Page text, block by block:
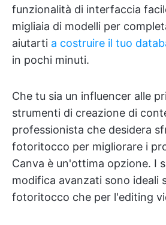
funzionalità di interfaccia
migliaia di modelli per
aiutarti a costruire il tuo
in pochi minuti.
Che tu sia un influencer alle
strumenti di creazione di
professionista che desidera
fotoritocco per migliorare i
Canva è un'ottima opzione. I
modifica avanzati sono ideali
fotoritocco che per l'editing